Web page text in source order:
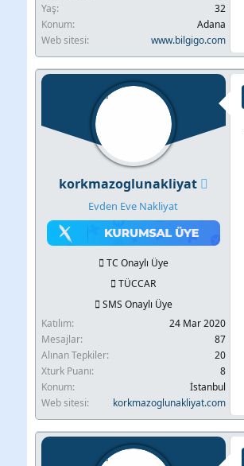
Yaş
32
Konum
Adana
Web sitesi
www.bilgigo.com
korkmazoglunakliyat
Evden Eve Nakliyat
TC Onaylı Üye
TÜCCAR
SMS Onaylı Üye
Katılım
24 Mar 2020
Mesajlar
87
Alınan Tepkiler
20
Xturk Puanı
8
Konum
İstanbul
Web sitesi
korkmazoglunakliyat.com